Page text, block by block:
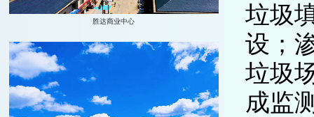
垃圾
设；
垃圾
成监